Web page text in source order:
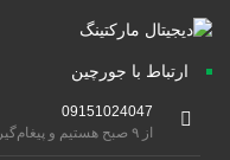
ارتباط با جورچین
09151024047